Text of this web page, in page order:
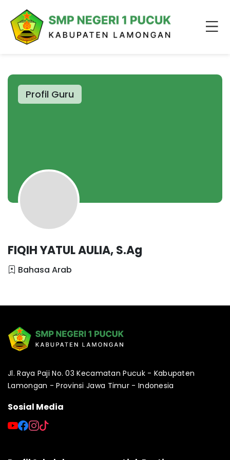
Profil Guru
FIQIH YATUL AULIA, S.Ag
Bahasa Arab
Jl. Raya Paji No. 03 Kecamatan Pucuk - Kabupaten
Lamongan - Provinsi Jawa Timur - Indonesia
Sosial Media